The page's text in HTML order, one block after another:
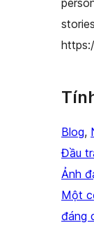
Blog,
Đầu
Ảnh
Một
đáng